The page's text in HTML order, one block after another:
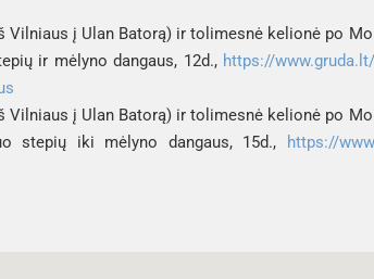
į Ulan Batorą) ir tolimesnė kelionė po
ir mėlyno dangaus, 12d., https://
į Ulan Batorą) ir tolimesnė kelionė po
stepių iki mėlyno dangaus, 15d.,
https://